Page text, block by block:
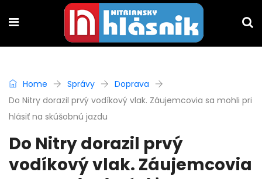
Home Správy
Doprava
Do Nitry dorazil prvý vodíkový vlak. Záujemcovia sa mohli pri
hlásiť na skúšobnú jazdu
Do Nitry dorazil prvý
vodíkový vlak. Záujemcovia